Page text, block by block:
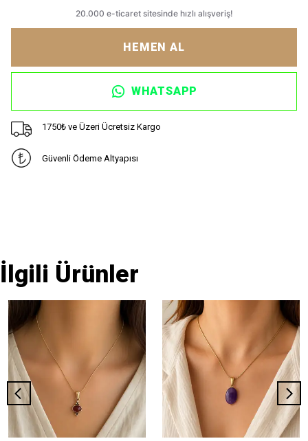
HEMEN AL
WHATSAPP
1750₺ ve Üzeri Ücretsiz Kargo
Güvenli Ödeme Altyapısı
İlgili Ürünler